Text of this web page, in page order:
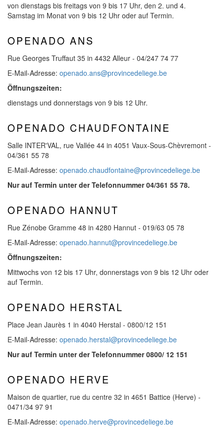
von dienstags bis freitags von 9 bis 17 Uhr, den 2. und 4.
Samstag im Monat von 9 bis 12 Uhr oder auf Termin.
OPENADO ANS
Rue Georges Truffaut 35 in 4432 Alleur - 04/247 74 77
E-Mail-Adresse: openado.ans@provincedeliege.be
Öffnungszeiten:
dienstags und donnerstags von 9 bis 12 Uhr.
OPENADO CHAUDFONTAINE
Salle INTER'VAL, rue Vallée 44 in 4051 Vaux-Sous-Chèvremont -
04/361 55 78
E-Mail-Adresse: openado.chaudfontaine@provincedeliege.be
Nur auf Termin unter der Telefonnummer 04/361 55 78.
OPENADO HANNUT
Rue Zénobe Gramme 48 in 4280 Hannut - 019/63 05 78
E-Mail-Adresse: openado.hannut@provincedeliege.be
Öffnungszeiten:
Mittwochs von 12 bis 17 Uhr, donnerstags von 9 bis 12 Uhr oder
auf Termin.
OPENADO HERSTAL
Place Jean Jaurès 1 in 4040 Herstal - 0800/12 151
E-Mail-Adresse: openado.herstal@provincedeliege.be
Nur auf Termin unter der Telefonnummer 0800/ 12 151
OPENADO HERVE
Maison de quartier, rue du centre 32 in 4651 Battice (Herve) -
0471/34 97 91
E-Mail-Adresse: openado.herve@provincedeliege.be